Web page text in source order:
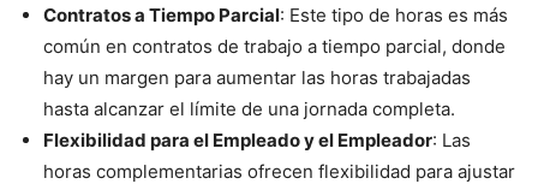
Contratos a Tiempo Parcial: Este tipo de horas es más
común en contratos de trabajo a tiempo parcial, donde
hay un margen para aumentar las horas trabajadas
hasta alcanzar el límite de una jornada completa.
Flexibilidad para el Empleado y el Empleador: Las
horas complementarias ofrecen flexibilidad para ajustar